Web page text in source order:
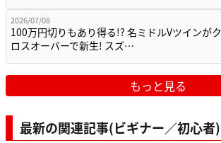
2026/07/08
100万円切りもあり得る!? 名ミドルVツインがク
ロスオーバーで新生! スズ…
もっと見る
最新の関連記事(ビギナー／初心者)